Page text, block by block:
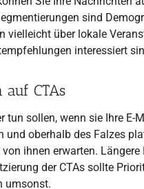
sind
vielleicht über lokale
interessiert
CTAs
tun sollen, wenn sie Ihre
oberhalb des Falzes
ihnen erwarten.
der CTAs sollte
umsonst.